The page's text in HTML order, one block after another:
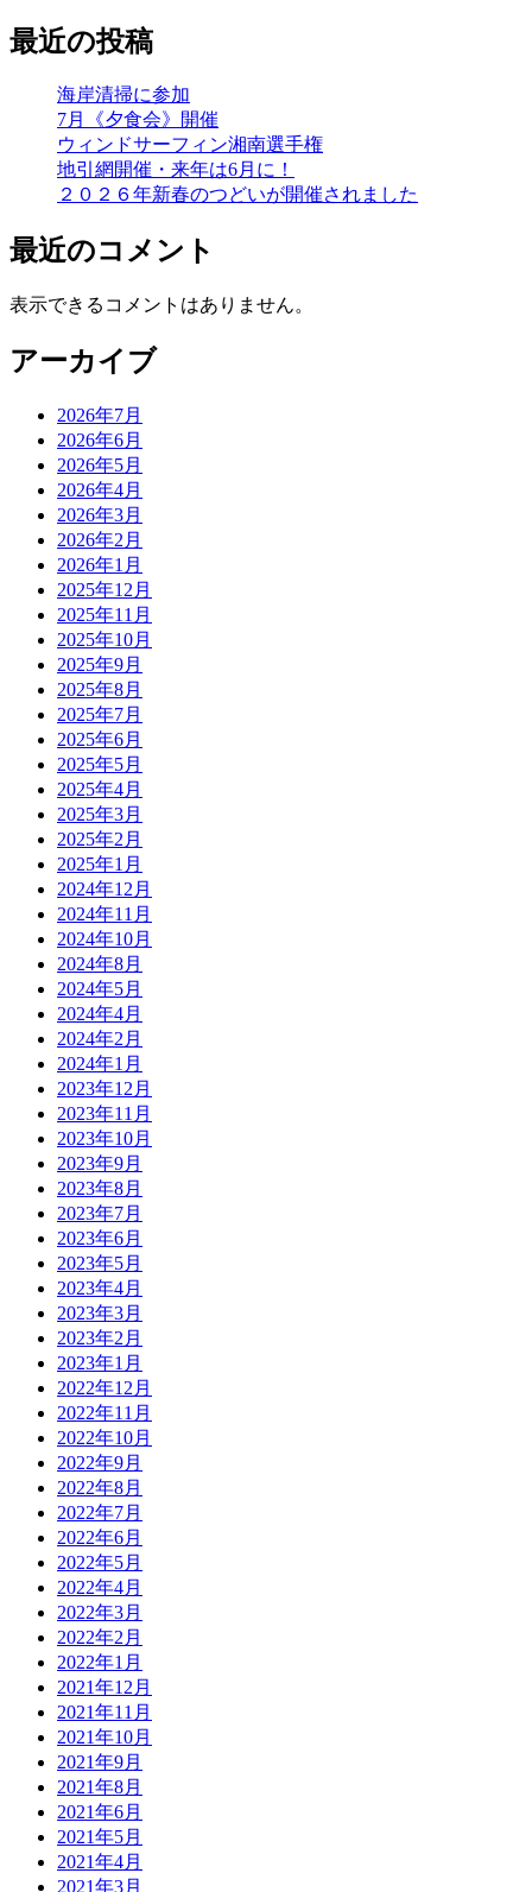
最近の投稿
海岸清掃に参加
7月《夕食会》開催
ウィンドサーフィン湘南選手権
地引網開催・来年は6月に！
２０２６年新春のつどいが開催されました
最近のコメント
表示できるコメントはありません。
アーカイブ
2026年7月
2026年6月
2026年5月
2026年4月
2026年3月
2026年2月
2026年1月
2025年12月
2025年11月
2025年10月
2025年9月
2025年8月
2025年7月
2025年6月
2025年5月
2025年4月
2025年3月
2025年2月
2025年1月
2024年12月
2024年11月
2024年10月
2024年8月
2024年5月
2024年4月
2024年2月
2024年1月
2023年12月
2023年11月
2023年10月
2023年9月
2023年8月
2023年7月
2023年6月
2023年5月
2023年4月
2023年3月
2023年2月
2023年1月
2022年12月
2022年11月
2022年10月
2022年9月
2022年8月
2022年7月
2022年6月
2022年5月
2022年4月
2022年3月
2022年2月
2022年1月
2021年12月
2021年11月
2021年10月
2021年9月
2021年8月
2021年6月
2021年5月
2021年4月
2021年3月